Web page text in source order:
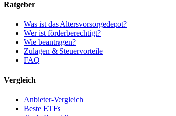
Ratgeber
Was ist das Altersvorsorgedepot?
Wer ist förderberechtigt?
Wie beantragen?
Zulagen & Steuervorteile
FAQ
Vergleich
Anbieter-Vergleich
Beste ETFs